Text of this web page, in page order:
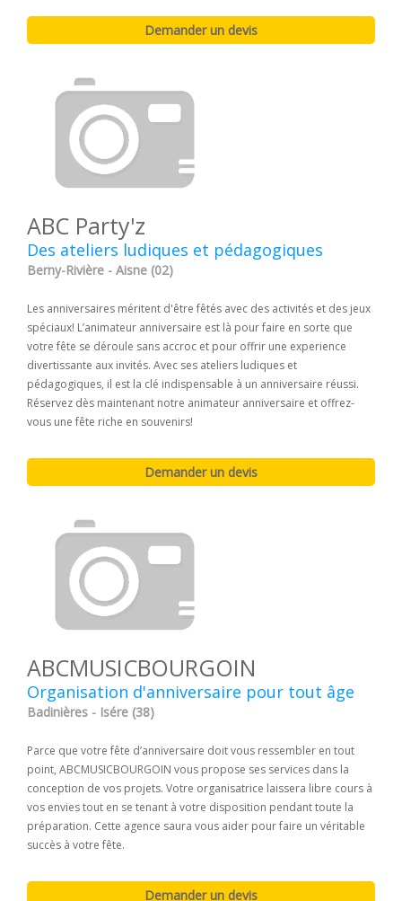
ABC Party'z
Des ateliers ludiques et pédagogiques
Berny-Rivière - Aisne (02)
Les anniversaires méritent d'être fêtés avec des activités et des jeux
spéciaux! L’animateur anniversaire est là pour faire en sorte que
votre fête se déroule sans accroc et pour offrir une experience
divertissante aux invités. Avec ses ateliers ludiques et
pédagogiques, il est la clé indispensable à un anniversaire réussi.
Réservez dès maintenant notre animateur anniversaire et offrez-
vous une fête riche en souvenirs!
ABCMUSICBOURGOIN
Organisation d'anniversaire pour tout âge
Badinières - Isére (38)
Parce que votre fête d’anniversaire doit vous ressembler en tout
point, ABCMUSICBOURGOIN vous propose ses services dans la
conception de vos projets. Votre organisatrice laissera libre cours à
vos envies tout en se tenant à votre disposition pendant toute la
préparation. Cette agence saura vous aider pour faire un véritable
succès à votre fête.